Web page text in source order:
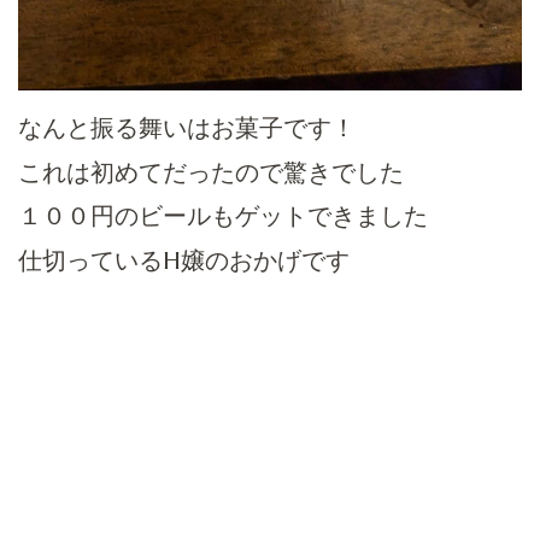
なんと振る舞いはお菓子です！
これは初めてだったので驚きでした
１００円のビールもゲットできました
仕切っているH嬢のおかげです